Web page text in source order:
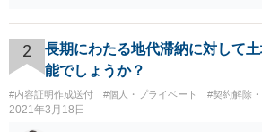
2
長期にわたる地代滞納に対して
能でしょうか？
#内容証明作成送付 #個人・プライベート #契約解除
2021年3月18日